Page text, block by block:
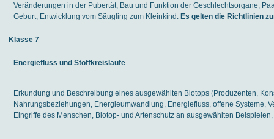
Veränderungen in der Pubertät, Bau und Funktion der Geschlechtsorgane,
Geburt, Entwicklung vom Säugling zum Kleinkind.Es gelten die Richtlinien
Klasse 7
Energiefluss und Stoffkreisläufe
Erkundung und Beschreibung eines ausgewählten Biotops (Produzenten,
Nahrungsbeziehungen, Energieumwandlung, Energiefluss, offene Systeme,
Eingriffe des Menschen, Biotop- und Artenschutz an ausgewählten